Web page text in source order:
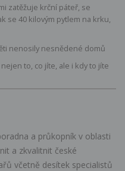
zatěžuje krční páteř, se
se 40 kilovým pytlem na krku,
nenosily nesnědené domů
to, co jíte, ale i kdy to jíte
a průkopník v oblasti
a zkvalitnit české
včetně desítek specialistů